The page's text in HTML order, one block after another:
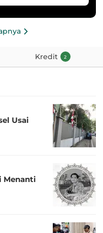
Kredit 2
Usai
Menanti